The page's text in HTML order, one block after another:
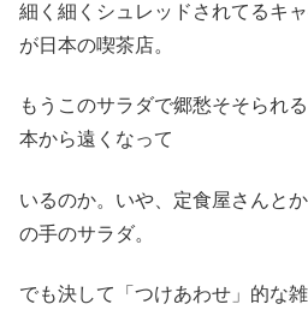
細く細くシュレッドされてるキ
が日本の喫茶店。
もうこのサラダで郷愁そそられ
本から遠くなって
いるのか。いや、定食屋さんと
の手のサラダ。
でも決して「つけあわせ」的な